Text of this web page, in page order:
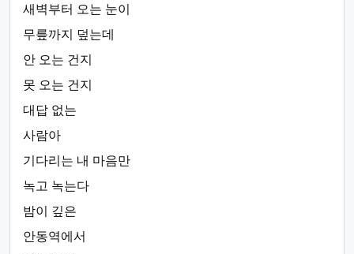
새벽부터 오는 눈이
무릎까지 덮는데
안 오는 건지
못 오는 건지
대답 없는
사람아
기다리는 내 마음만
녹고 녹는다
밤이 깊은
안동역에서